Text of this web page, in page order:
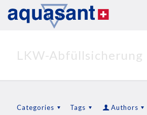
LKW-Abfüllsicherung
Categories Tags Authors